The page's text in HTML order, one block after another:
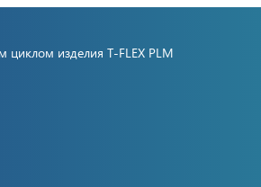
циклом изделия T-FLEX PLM